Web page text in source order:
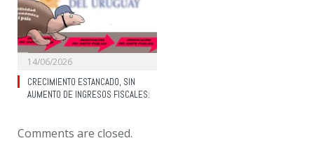
14/06/2026
CRECIMIENTO ESTANCADO, SIN
AUMENTO DE INGRESOS FISCALES:
Comments are closed.